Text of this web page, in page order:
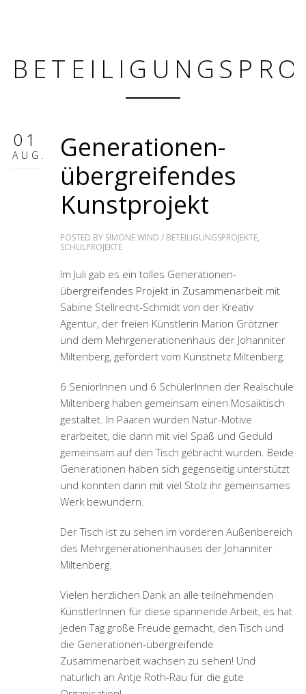
01
AUG.
Generationen-
übergreifendes
Kunstprojekt
POSTED BY SIMONE WIND / BETEILIGUNGSPROJEKTE,
SCHULPROJEKTE
Im Juli gab es ein tolles Generationen-
übergreifendes Projekt in Zusammenarbeit mit
Sabine Stellrecht-Schmidt von der Kreativ
Agentur, der freien Künstlerin Marion Grötzner
und dem Mehrgenerationenhaus der Johanniter
Miltenberg, gefördert vom Kunstnetz Miltenberg.
6 SeniorInnen und 6 SchülerInnen der Realschule
Miltenberg haben gemeinsam einen Mosaiktisch
gestaltet. In Paaren wurden Natur-Motive
erarbeitet, die dann mit viel Spaß und Geduld
gemeinsam auf den Tisch gebracht wurden. Beide
Generationen haben sich gegenseitig unterstützt
und konnten dann mit viel Stolz ihr gemeinsames
Werk bewundern.
Der Tisch ist zu sehen im vorderen Außenbereich
des Mehrgenerationenhauses der Johanniter
Miltenberg.
Vielen herzlichen Dank an alle teilnehmenden
KünstlerInnen für diese spannende Arbeit, es hat
jeden Tag große Freude gemacht, den Tisch und
die Generationen-übergreifende
Zusammenarbeit wachsen zu sehen! Und
natürlich an Antje Roth-Rau für die gute